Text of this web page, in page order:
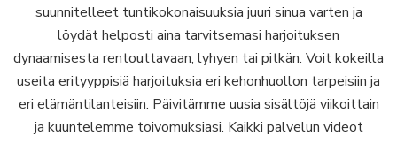
suunnitelleet tuntikokonaisuuksia juuri sinua varten ja
löydät helposti aina tarvitsemasi harjoituksen
dynaamisesta rentouttavaan, lyhyen tai pitkän. Voit kokeilla
useita erityyppisiä harjoituksia eri kehonhuollon tarpeisiin ja
eri elämäntilanteisiin. Päivitämme uusia sisältöjä viikoittain
ja kuuntelemme toivomuksiasi. Kaikki palvelun videot